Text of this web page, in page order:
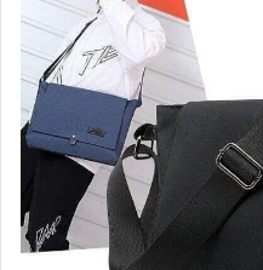
嬰幼兒與孕婦
汽機車精品百貨
居家、家具與園藝
玩具、模型與公仔
男性精品與服飾